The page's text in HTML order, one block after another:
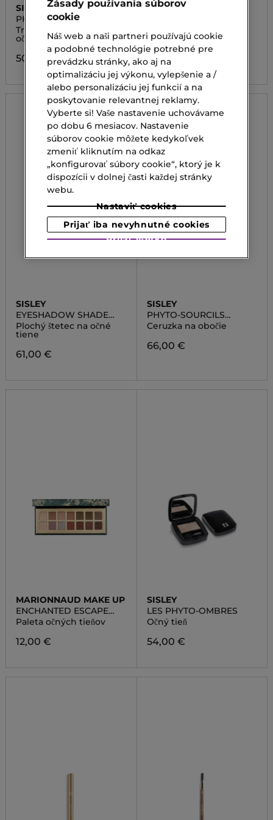
SISLEY
PHYTO-EYE TWIST
Trvácny vodeodolný
očný tieň v ceruzke
50,00 €
SISLEY
Štetec na púder
74,00 €
SISLEY
EYESHADOW SHADE
BRUSH
Plochý štetec na očné
tiene
61,00 €
SISLEY
PHYTO-SOURCILS
DESIGN
Ceruzka na obočie
66,00 €
MARIONNAUD MAKE UP
ENCHANTED ESCAPE
EYE PALETTE
Paleta očných tieňov
12,00 €
SISLEY
LES PHYTO-OMBRES
Očný tieň
54,00 €
Zásady používania súborov
cookie
Náš web a naši partneri používajú cookie
a podobné technológie potrebné pre
prevádzku stránky, ako aj na
optimalizáciu jej výkonu, vylepšenie a /
alebo personalizáciu jej funkcií a na
poskytovanie relevantnej reklamy.
Vyberte si! Vaše nastavenie uchovávame
po dobu 6 mesiacov. Nastavenie
súborov cookie môžete kedykoľvek
zmeniť kliknutím na odkaz
„konfigurovať súbory cookie“, ktorý je k
dispozícii v dolnej časti každej stránky
webu.
Nastaviť cookies
Prijať iba nevyhnutné cookies
Prijať všetko